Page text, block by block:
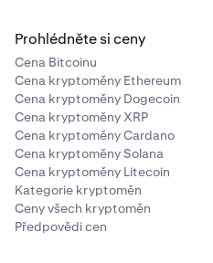
Prohlédněte si ceny
Cena Bitcoinu
Cena kryptoměny Ethereum
Cena kryptoměny Dogecoin
Cena kryptoměny XRP
Cena kryptoměny Cardano
Cena kryptoměny Solana
Cena kryptoměny Litecoin
Kategorie kryptoměn
Ceny všech kryptoměn
Předpovědi cen